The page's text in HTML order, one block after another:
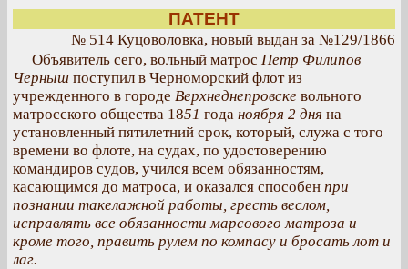
ПАТЕНТ
№ 514 Куцоволовка, новый выдан за №129/1866
Объявитель сего, вольный матрос Петр Филипов
Черныш поступил в Черноморский флот из
учрежденного в городе Верхнеднепровске вольного
матросского общества 1851 года ноября 2 дня на
установленный пятилетний срок, который, служа с того
времени во флоте, на судах, по удостоверению
командиров судов, учился всем обязанностям,
касающимся до матроса, и оказался способен при
познании такелажной работы, гресть веслом,
исправлять все обязанности марсового матроза и
кроме того, править рулем по компасу и бросать лот и
лаг.